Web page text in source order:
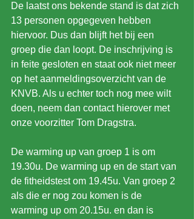
De laatst ons bekende stand is dat zich
13 personen opgegeven hebben
hiervoor. Dus dan blijft het bij een
groep die dan loopt. De inschrijving is
in feite gesloten en staat ook niet meer
op het aanmeldingsoverzicht van de
KNVB. Als u echter toch nog mee wilt
doen, neem dan contact hierover met
onze voorzitter Tom Dragstra.
De warming up van groep 1 is om
19.30u. De warming up en de start van
de fitheidstest om 19.45u. Van groep 2
als die er nog zou komen is de
warming up om 20.15u. en dan is